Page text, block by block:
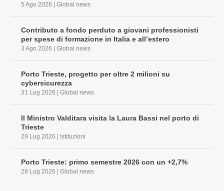
5 Ago 2026 |Global news
Contributo a fondo perduto a giovani professionisti
per spese di formazione in Italia e all’estero
3 Ago 2026 |Global news
Porto Trieste, progetto per oltre 2 milioni su
cybersicurezza
31 Lug 2026 |Global news
Il Ministro Valditara visita la Laura Bassi nel porto di
Trieste
29 Lug 2026 Istituzioni
Porto Trieste: primo semestre 2026 con un +2,7%
28 Lug 2026 |Global news